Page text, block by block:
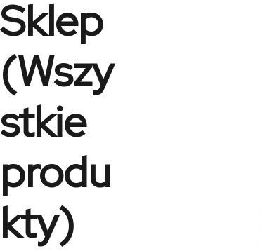
Sklep
(Wszy
stkie
produ
kty)